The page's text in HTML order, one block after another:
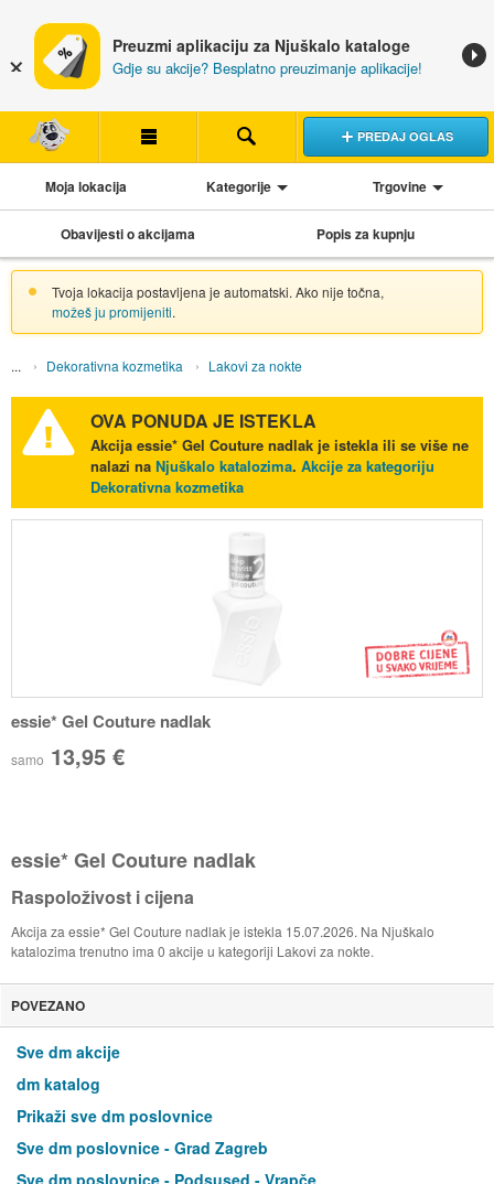
Preuzmi aplikaciju za Njuškalo kataloge
Gdje su akcije? Besplatno preuzimanje aplikacije!
PREDAJ OGLAS
Moja lokacija Kategorije Trgovine
Obavijesti o akcijama Popis za kupnju
Tvoja lokacija postavljena je automatski. Ako nije točna,
možeš ju promijeniti.
Dekorativna kozmetika Lakovi za nokte
OVA PONUDA JE ISTEKLA
Akcija essie* Gel Couture nadlakje istekla ili se više ne
nalazi na Njuškalo katalozima. Akcije za kategoriju
Dekorativna kozmetika
essie* Gel Couture nadlak
samo 13,95 €
essie* Gel Couture nadlak
Raspoloživost i cijena
Akcija za essie* Gel Couture nadlak je istekla 15.07.2026. Na Njuškalo
katalozima trenutno ima 0 akcije u kategoriji Lakovi za nokte.
POVEZANO
Sve dm akcije
dm katalog
Prikaži sve dm poslovnice
Sve dm poslovnice - Grad Zagreb